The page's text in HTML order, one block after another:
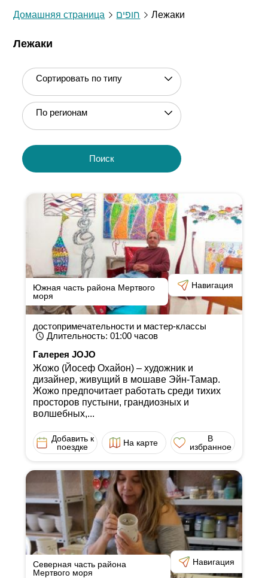
Домашняя страница חופים Лежаки
Лежаки
Сортировать по типу
По регионам
Поиск
Южная часть района Мертвого
моря
Навигация
достопримечательности и мастер-классы
Длительность: 01:00часов
Галерея JOJO
Жожо (Йосеф Охайон) ‒ художник и
дизайнер, живущий в мошаве Эйн-Тамар.
Жожо предпочитает работать среди тихих
просторов пустыни, грандиозных и
волшебных,...
Добавить к
поездке
На карте
В
избранное
Северная часть района
Мертвого моря
Навигация